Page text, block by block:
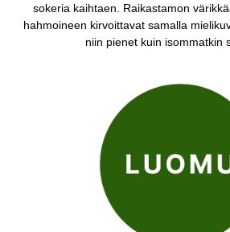
sokeria kaihtaen. Raikastamon
hahmoineen kirvoittavat samalla
niin pienet kuin isommatkin